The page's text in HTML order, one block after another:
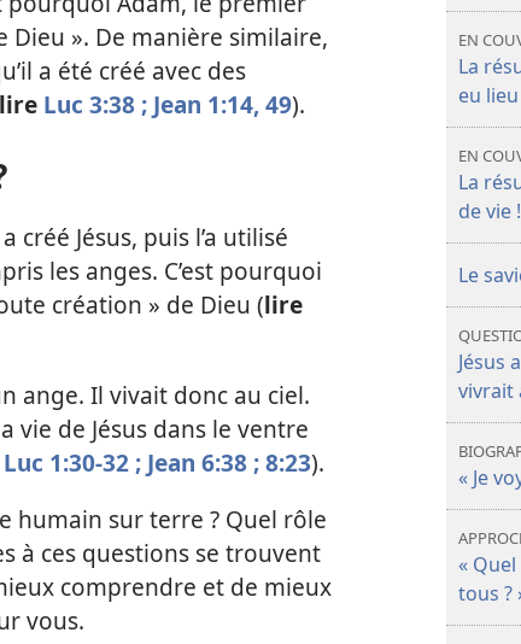
Dieu ». De manière similaire,
a été créé avec des
lire Luc 3:38 ; Jean 1:14,49).
créé Jésus, puis l’a utilisé
les anges. C’est pourquoi
création » de Dieu (lire
ange. Il vivait donc au ciel.
vie de Jésus dans le ventre
Luc 1:30-32 ; Jean 6:38 ;8:23).
humain sur terre ? Quel rôle
à ces questions se trouvent
comprendre et de mieux
vous.
EN
La
eu lieu
EN
La
de vie !
Le
Jésus
vivrait
« Je
«
tous ?